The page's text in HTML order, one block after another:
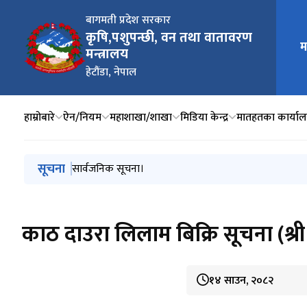
बागमती प्रदेश सरकार
कृषि,पशुपन्छी, वन तथा वातावरण
मन्त्रालय
हेटौंडा, नेपाल
मुख्य
हाम्रोबारे ऐन/नियम महाशाखा/शाखा मिडिया केन्द्र मातहतका
मुख्य नेभिगेसनमा जानुहोस्
सूचना सार्वजनिक सूचना।
नियुक्ति लिन आउने सम्बन्धी सूचना।
प्रदेश सूचनाको हक सम्बन्धि ऐन, २०७६ को दफा ५(२)
Issuance of letter of intent to award the contract
नागरिक कम्युनिटी टिचिङ हस्पिटल स्थानान्तरणको
काठ दाउरा लिलाम बिक्रि सूचना
१४ साउन, २०८२